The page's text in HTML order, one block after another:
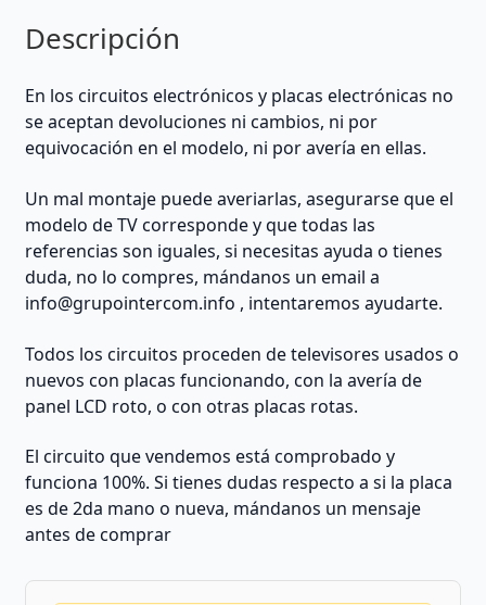
Descripción
En los circuitos electrónicos y placas electrónicas no
se aceptan devoluciones ni cambios, ni por
equivocación en el modelo, ni por avería en ellas.
Un mal montaje puede averiarlas, asegurarse que el
modelo de TV corresponde y que todas las
referencias son iguales, si necesitas ayuda o tienes
duda, no lo compres, mándanos un email a
info@grupointercom.info , intentaremos ayudarte.
Todos los circuitos proceden de televisores usados o
nuevos con placas funcionando, con la avería de
panel LCD roto, o con otras placas rotas.
El circuito que vendemos está comprobado y
funciona 100%. Si tienes dudas respecto a si la placa
es de 2da mano o nueva, mándanos un mensaje
antes de comprar